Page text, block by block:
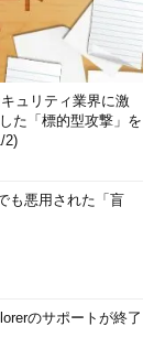
ュリティ業界に激
た「標的型攻撃」を
2)
も悪用された「盲
のサポートが終了